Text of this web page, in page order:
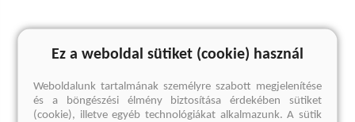
A keresett kifejezésre nincs találat
Ez a weboldal sütiket (cookie) használ
Weboldalunk tartalmának személyre szabott megjelenítése
és a böngészési élmény biztosítása érdekében sütiket
(cookie), illetve egyéb technológiákat alkalmazunk. A sütik